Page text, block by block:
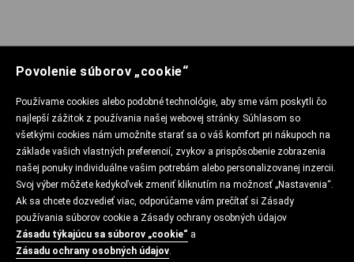
Povolenie súborov „cookie“
Používame cookies alebo podobné technológie, aby sme vám poskytli čo
najlepší zážitok z používania našej webovej stránky. Súhlasom so
všetkými cookies nám umožníte starať sa o váš komfort pri nákupoch na
základe vašich vlastných preferencií, zvykov a prispôsobenie zobrazenia
našej ponuky individuálne vašim potrebám alebo personalizovanej inzercii.
Svoj výber môžete kedykoľvek zmeniť kliknutím na možnosť „Nastavenia“.
Ak sa chcete dozvedieť viac, odporúčame vám prečítať si Zásady
používania súborov cookie a Zásady ochrany osobných údajov
Zásadu týkajúcu sa súborov „cookie“ a
Zásadu ochrany osobných údajov.